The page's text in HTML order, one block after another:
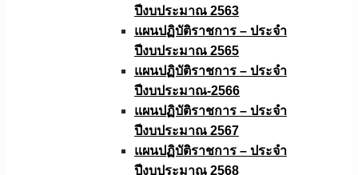
ปีงบประมาณ 2563
แผนปฏิบัติราชการ – ประจำ
ปีงบประมาณ 2565
แผนปฏิบัติราชการ – ประจำ
ปีงบประมาณ-2566
แผนปฏิบัติราชการ – ประจำ
ปีงบประมาณ 2567
แผนปฏิบัติราชการ – ประจำ
ปีงบประมาณ 2568